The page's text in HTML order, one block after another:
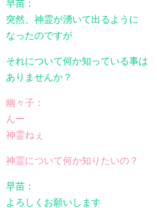
早苗：
突然、神霊が湧いて出るように
なったのですが
それについて何か知っている事は
ありませんか？
幽々子：
んー
神霊ねぇ
神霊について何か知りたいの？
早苗：
よろしくお願いします